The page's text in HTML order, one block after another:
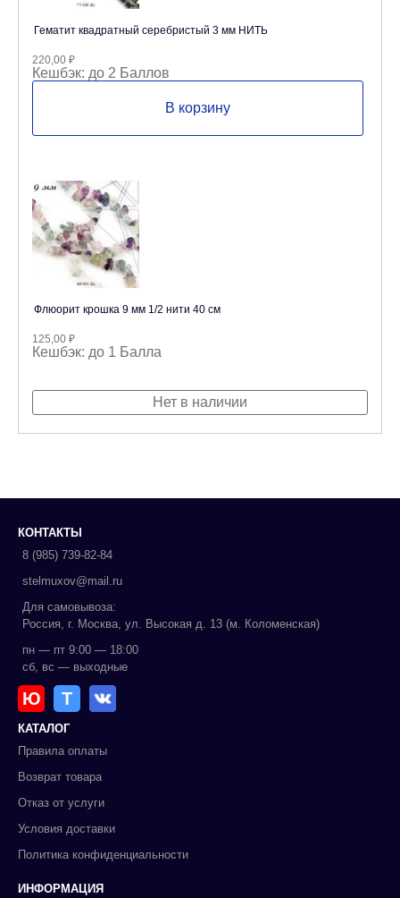
Гематит квадратный серебристый 3 мм НИТЬ
220,00 ₽
Кешбэк: до 2 Баллов
В корзину
Флюорит крошка 9 мм 1/2 нити 40 см
125,00 ₽
Кешбэк: до 1 Балла
Нет в наличии
КОНТАКТЫ
8 (985) 739-82-84
stelmuxov@mail.ru
Для самовывоза:
Россия, г. Москва, ул. Высокая д. 13 (м. Коломенская)
пн — пт 9:00 — 18:00
сб, вс — выходные
Ю Т
КАТАЛОГ
Правила оплаты
Возврат товара
Отказ от услуги
Условия доставки
Политика конфиденциальности
ИНФОРМАЦИЯ